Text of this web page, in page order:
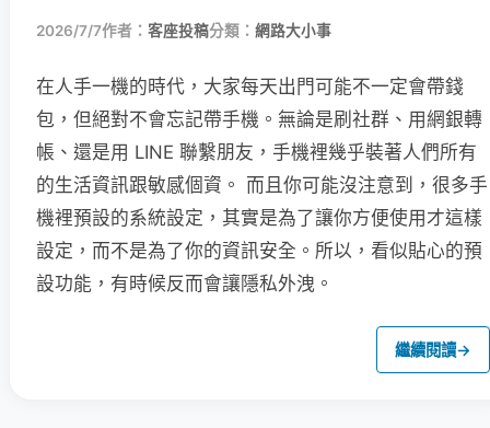
2026/7/7作者： 客座投稿分類： 網路大小事
在人手一機的時代，大家每天出門可能不一定會帶錢
包，但絕對不會忘記帶手機。無論是刷社群、用網銀轉
帳、還是用 LINE 聯繫朋友，手機裡幾乎裝著人們所有
的生活資訊跟敏感個資。 而且你可能沒注意到，很多手
機裡預設的系統設定，其實是為了讓你方便使用才這樣
設定，而不是為了你的資訊安全。所以，看似貼心的預
設功能，有時候反而會讓隱私外洩。
繼續閱讀→